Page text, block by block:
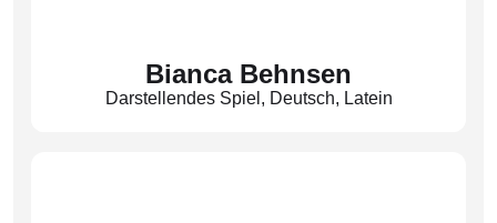
Bianca Behnsen
Darstellendes Spiel , Deutsch, Latein